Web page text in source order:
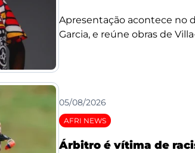
Apresentação acontece no
Garcia, e reúne obras de
05/08/2026
AFRI NEWS
Árbitro é vítima de